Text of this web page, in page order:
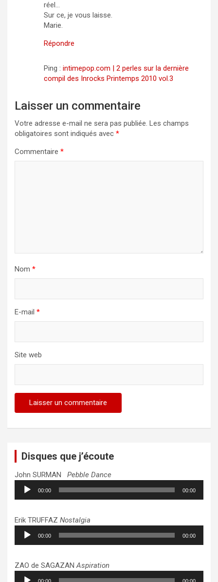
réel…
Sur ce, je vous laisse.
Marie.
Répondre
Ping : intimepop.com | 2 perles sur la dernière
compil des Inrocks Printemps 2010 vol.3
Laisser un commentaire
Votre adresse e-mail ne sera pas publiée. Les champs
obligatoires sont indiqués avec *
Commentaire *
Nom *
E-mail *
Site web
Disques que j’écoute
John SURMAN Pebble Dance
Lecteur
audio
00:00 00:00
Erik TRUFFAZ Nostalgia
Lecteur
audio
00:00 00:00
ZAO de SAGAZANAspiration
Lecteur